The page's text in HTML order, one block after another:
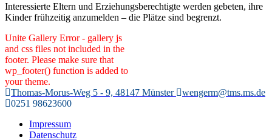
Interessierte Eltern und Erziehungsberechtigte werden gebeten, ihre
Kinder frühzeitig anzumelden – die Plätze sind begrenzt.
Unite Gallery Error - gallery js
and css files not included in the
footer. Please make sure that
wp_footer() function is added to
your theme.
Thomas-Morus-Weg 5 - 9, 48147 Münster
wengerm@tms.ms.de
0251 98623600
Impressum
Datenschutz